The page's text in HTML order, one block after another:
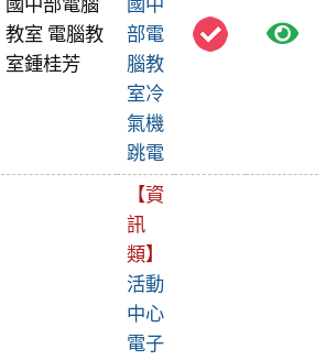
教室 電腦教
室鍾桂芳
部電
腦教
室冷
氣機
跳電
檢
修
【資
訊
類】
活動
中心
電子